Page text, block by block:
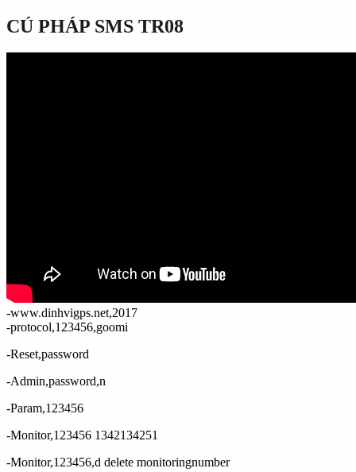
CÚ PHÁP SMS TR08
-www.dinhvigps.net,2017
-protocol,123456,goomi
-Reset,password
-Admin,password,n
-Param,123456
-Monitor,123456 1342134251
-Monitor,123456,d delete monitoringnumber